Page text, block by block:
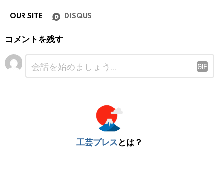
OUR SITE DISQUS
コメントを残す
工芸プレス とは？